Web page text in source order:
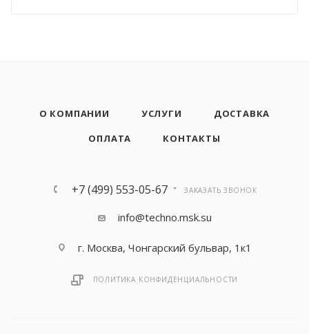
О КОМПАНИИ УСЛУГИ
ДОСТАВКА
ОПЛАТА
КОНТАКТЫ
+7 (499) 553-05-67 ЗАКАЗАТЬ ЗВОНОК
info@techno.msk.su
г. Москва, Чонгарский бульвар, 1к1
ПОЛИТИКА КОНФИДЕНЦИАЛЬНОСТИ